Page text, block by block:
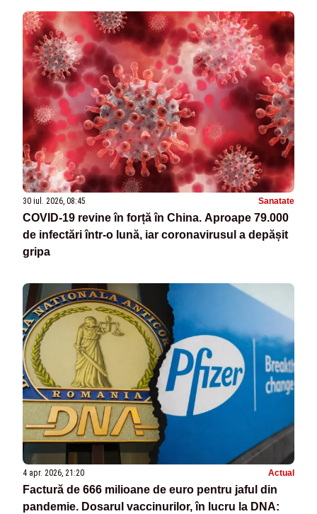
30 iul. 2026, 08:45 Sanatate
COVID-19 revine în forță în China. Aproape 79.000
de infectări într-o lună, iar coronavirusul a depășit
gripa
4 apr. 2026, 21:20 Actual
Factură de 666 milioane de euro pentru jaful din
pandemie. Dosarul vaccinurilor, în lucru la DNA: